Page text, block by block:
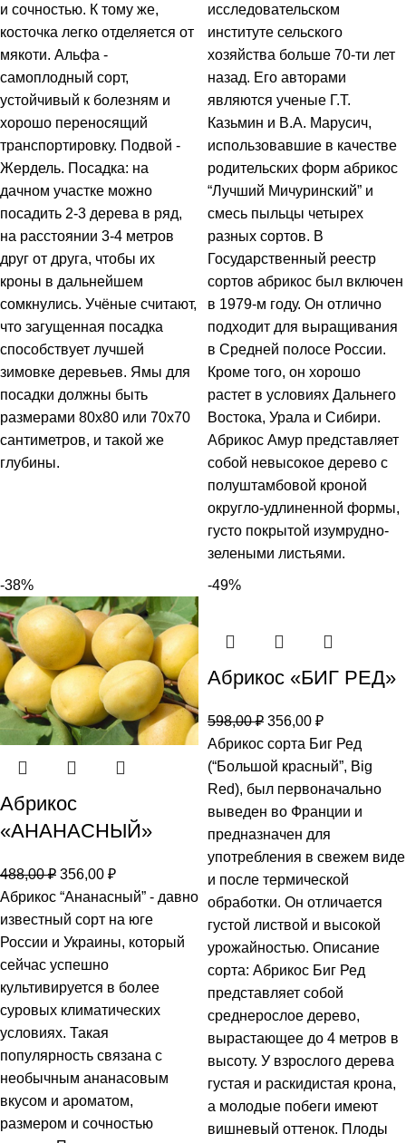
и сочностью. К тому же,
косточка легко отделяется от
мякоти. Альфа -
самоплодный сорт,
устойчивый к болезням и
хорошо переносящий
транспортировку. Подвой -
Жердель. Посадка: на
дачном участке можно
посадить 2-3 дерева в ряд,
на расстоянии 3-4 метров
друг от друга, чтобы их
кроны в дальнейшем
сомкнулись. Учёные считают,
что загущенная посадка
способствует лучшей
зимовке деревьев. Ямы для
посадки должны быть
размерами 80x80 или 70x70
сантиметров, и такой же
глубины.
исследовательском
институте сельского
хозяйства больше 70-ти лет
назад. Его авторами
являются ученые Г.Т.
Казьмин и В.А. Марусич,
использовавшие в качестве
родительских форм абрикос
“Лучший Мичуринский” и
смесь пыльцы четырех
разных сортов. В
Государственный реестр
сортов абрикос был включен
в 1979-м году. Он отлично
подходит для выращивания
в Средней полосе России.
Кроме того, он хорошо
растет в условиях Дальнего
Востока, Урала и Сибири.
Абрикос Амур представляет
собой невысокое дерево с
полуштамбовой кроной
округло-удлиненной формы,
густо покрытой изумрудно-
зелеными листьями.
-38%
Абрикос
«АНАНАСНЫЙ»
488,00₽ 356,00 ₽
Абрикос “Ананасный” - давно
известный сорт на юге
России и Украины, который
сейчас успешно
культивируется в более
суровых климатических
условиях. Такая
популярность связана с
необычным ананасовым
вкусом и ароматом,
размером и сочностью
-49%
Абрикос «БИГ РЕД»
598,00₽ 356,00 ₽
Абрикос сорта Биг Ред
(“Большой красный”, Big
Red), был первоначально
выведен во Франции и
предназначен для
употребления в свежем виде
и после термической
обработки. Он отличается
густой листвой и высокой
урожайностью. Описание
сорта: Абрикос Биг Ред
представляет собой
среднерослое дерево,
вырастающее до 4 метров в
высоту. У взрослого дерева
густая и раскидистая крона,
а молодые побеги имеют
вишневый оттенок. Плоды